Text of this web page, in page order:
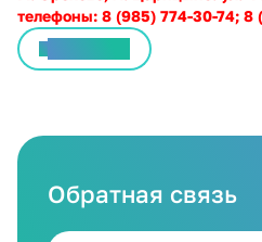
телефоны: 8 (985) 774-30-74; 8
Обратная связь